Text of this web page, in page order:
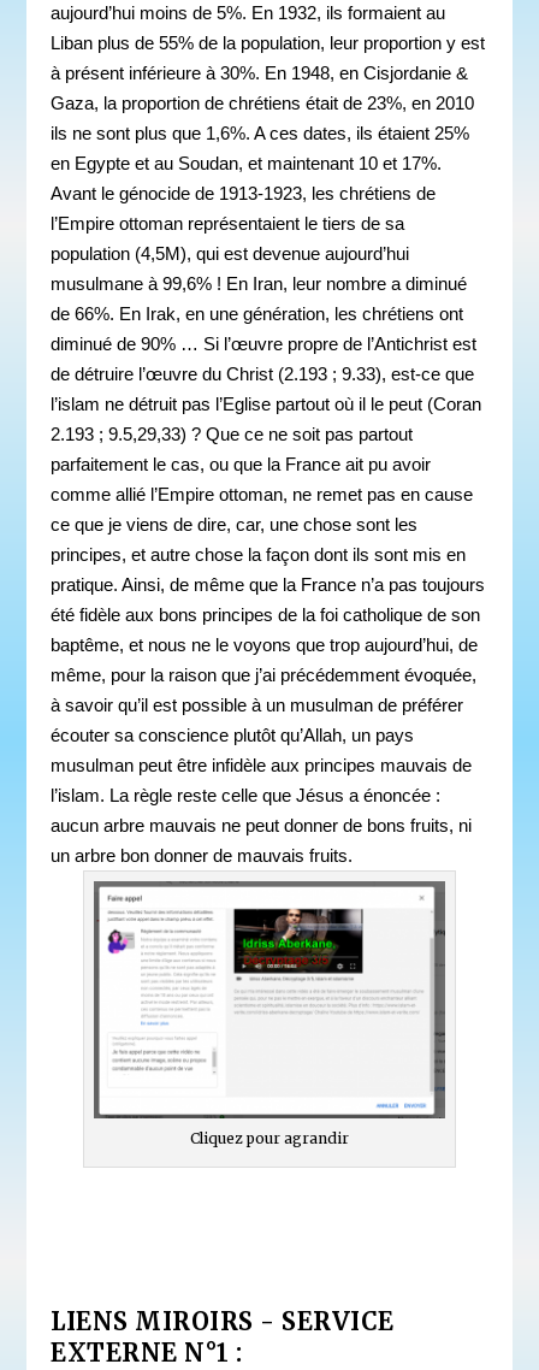
aujourd’hui moins de 5%. En 1932, ils formaient au
Liban plus de 55% de la population, leur proportion y est
à présent inférieure à 30%. En 1948, en Cisjordanie &
Gaza, la proportion de chrétiens était de 23%, en 2010
ils ne sont plus que 1,6%. A ces dates, ils étaient 25%
en Egypte et au Soudan, et maintenant 10 et 17%.
Avant le génocide de 1913-1923, les chrétiens de
l’Empire ottoman représentaient le tiers de sa
population (4,5M), qui est devenue aujourd’hui
musulmane à 99,6% ! En Iran, leur nombre a diminué
de 66%. En Irak, en une génération, les chrétiens ont
diminué de 90% … Si l’œuvre propre de l’Antichrist est
de détruire l’œuvre du Christ (2.193 ; 9.33), est-ce que
l’islam ne détruit pas l’Eglise partout où il le peut (Coran
2.193 ; 9.5,29,33) ? Que ce ne soit pas partout
parfaitement le cas, ou que la France ait pu avoir
comme allié l’Empire ottoman, ne remet pas en cause
ce que je viens de dire, car, une chose sont les
principes, et autre chose la façon dont ils sont mis en
pratique. Ainsi, de même que la France n’a pas toujours
été fidèle aux bons principes de la foi catholique de son
baptême, et nous ne le voyons que trop aujourd’hui, de
même, pour la raison que j’ai précédemment évoquée,
à savoir qu’il est possible à un musulman de préférer
écouter sa conscience plutôt qu’Allah, un pays
musulman peut être infidèle aux principes mauvais de
l’islam. La règle reste celle que Jésus a énoncée :
aucun arbre mauvais ne peut donner de bons fruits, ni
un arbre bon donner de mauvais fruits.
Cliquez pour agrandir
LIENS MIROIRS - SERVICE
EXTERNE N°1 :